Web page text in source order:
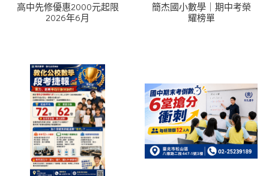
高中先修優惠2000元起限
2026年6月
簡杰國小數學｜期中考榮
耀榜單